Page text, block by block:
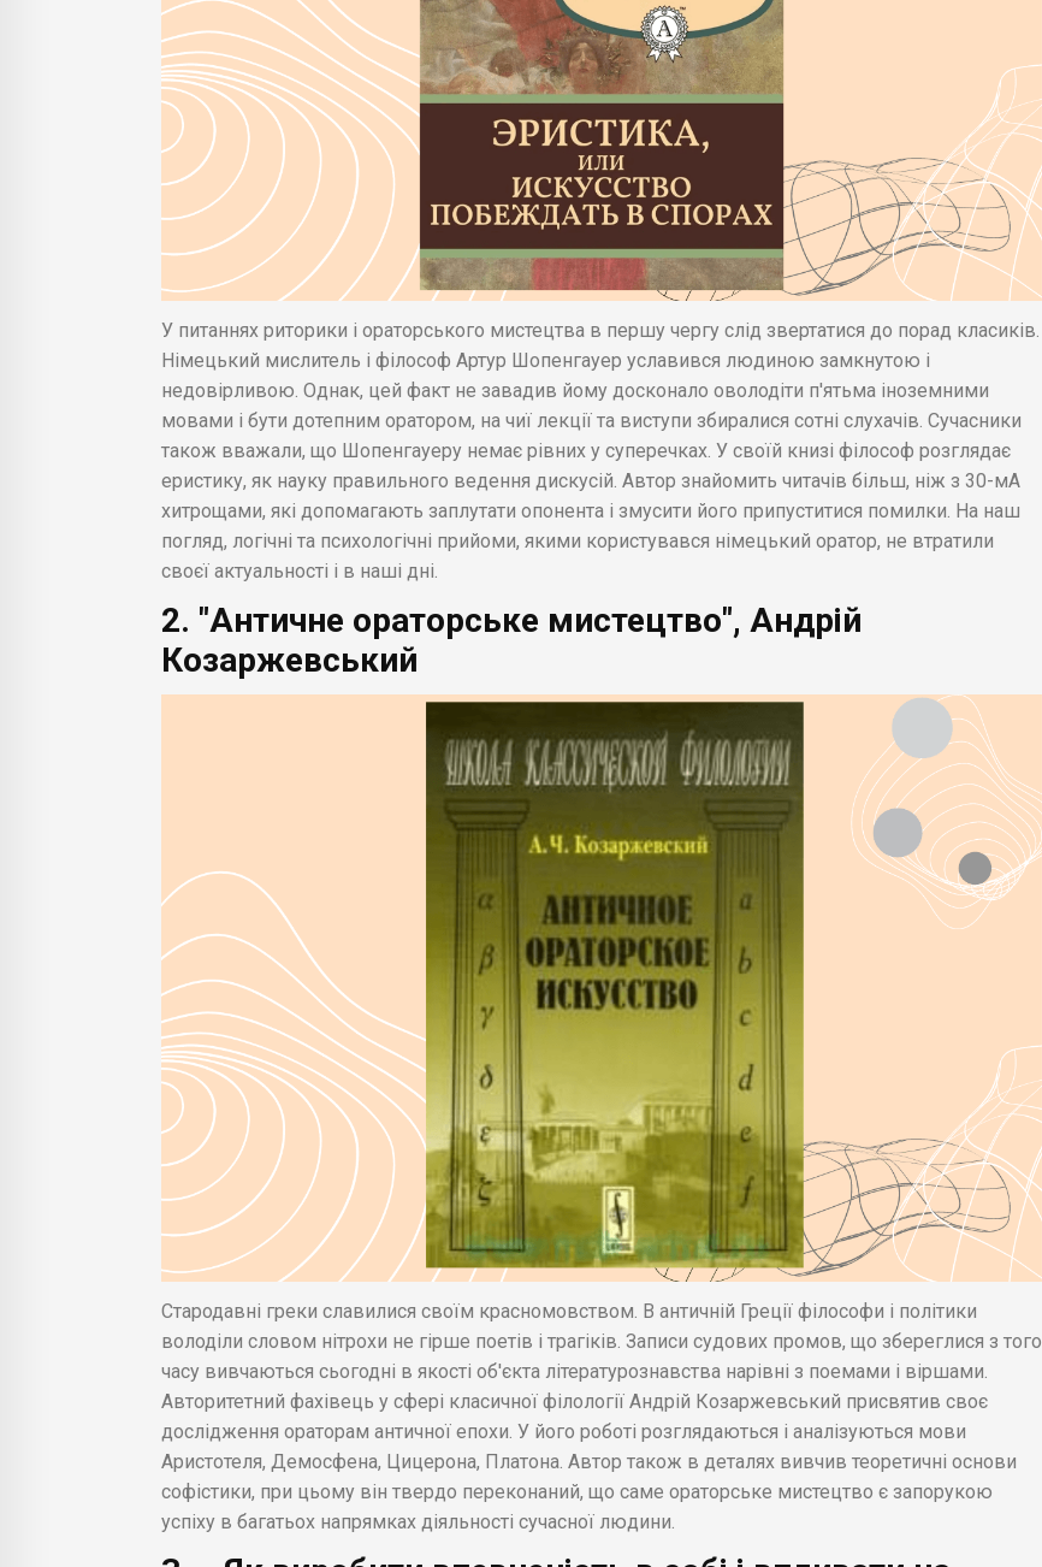
У питаннях риторики і ораторського мистецтва в першу чергу слід звертатися до порад класиків.
Німецький мислитель і філософ Артур Шопенгауер уславився людиною замкнутою і
недовірливою. Однак, цей факт не завадив йому досконало оволодіти п'ятьма іноземними
мовами і бути дотепним оратором, на чиї лекції та виступи збиралися сотні слухачів. Сучасники
також вважали, що Шопенгауеру немає рівних у суперечках. У своїй книзі філософ розглядає
еристику, як науку правильного ведення дискусій. Автор знайомить читачів більш, ніж з 30-мА
хитрощами, які допомагають заплутати опонента і змусити його припуститися помилки. На наш
погляд, логічні та психологічні прийоми, якими користувався німецький оратор, не втратили
своєї актуальності і в наші дні.
2. "Античне ораторське мистецтво", Андрій
Козаржевський
Стародавні греки славилися своїм красномовством. В античній Греції філософи і політики
володіли словом нітрохи не гірше поетів і трагіків. Записи судових промов, що збереглися з того
часу вивчаються сьогодні в якості об'єкта літературознавства нарівні з поемами і віршами.
Авторитетний фахівець у сфері класичної філології Андрій Козаржевський присвятив своє
дослідження ораторам античної епохи. У його роботі розглядаються і аналізуються мови
Аристотеля, Демосфена, Цицерона, Платона. Автор також в деталях вивчив теоретичні основи
софістики, при цьому він твердо переконаний, що саме ораторське мистецтво є запорукою
успіху в багатьох напрямках діяльності сучасної людини.